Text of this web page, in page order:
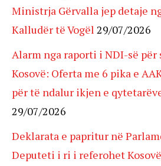
Ministrja Gërvalla jep detaje
Kalludër të Vogël 29/07/2026
Alarm nga raporti i NDI-së për
Kosovë: Oferta me 6 pika e
për të ndalur ikjen e
29/07/2026
Deklarata e papritur në
Deputeti i ri i referohet